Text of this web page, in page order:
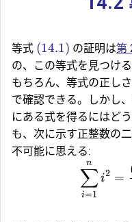
等式 (14.1) の証明は第
の、この等式を見つけ
もちろん、等式の正し
で確認できる。しかし
にある式を得るにはど
も、次に示す正整数の
不可能に思える:
i=1
∑
n
i2 =